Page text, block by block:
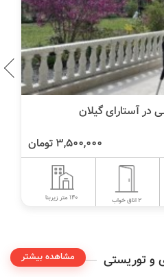
در آستارای گیلان
3,500,000 تومان
2 اتاق خواب 140 متر زیربنا
و توریستی مشاهده بیشتر